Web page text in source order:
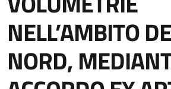
NELL’AMBITO
NORD,